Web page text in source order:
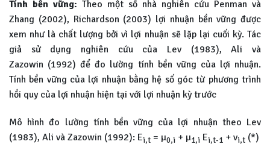
Tính bền vững: Theo một số nhà nghiên cứu Penman và
Zhang (2002), Richardson (2003) lợi nhuận bền vững được
xem như là chất lượng bởi vì lợi nhuận sẽ lặp lại cuối kỳ. Tác
giả sử dụng nghiên cứu của Lev (1983), Ali và
Zazowin (1992) để đo lường tính bền vững của lợi nhuận.
Tính bền vững của lợi nhuận bằng hệ số góc từ phương trình
hồi quy của lợi nhuận hiện tại với lợi nhuận kỳ trước
Mô hình đo lường tính bền vững của lợi nhuận theo Lev
(1983), Ali và Zazowin (1992): Ei,t = µ0,i + µ1,i Ei,t-1 + vi,t (*)